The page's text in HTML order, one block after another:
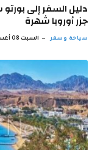
دليل السفر إلى
جزر أوروبا شهرة
سياحة وسفر السبت 08 أغسطس 12:50 م